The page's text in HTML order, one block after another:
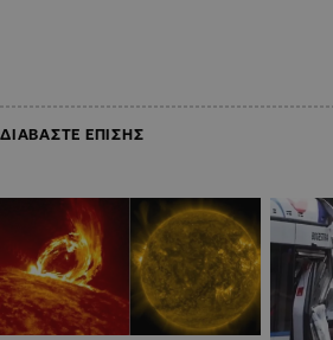
ΔΙΑΒΑΣΤΕ ΕΠΙΣΗΣ